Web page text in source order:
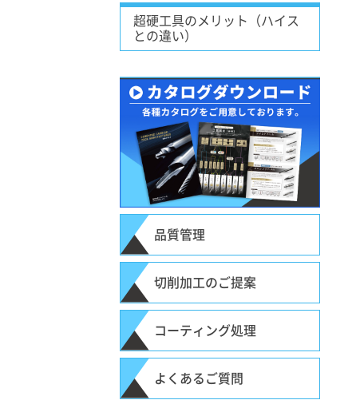
超硬工具のメリット（ハイス
との違い）
品質管理
切削加工のご提案
コーティング処理
よくあるご質問